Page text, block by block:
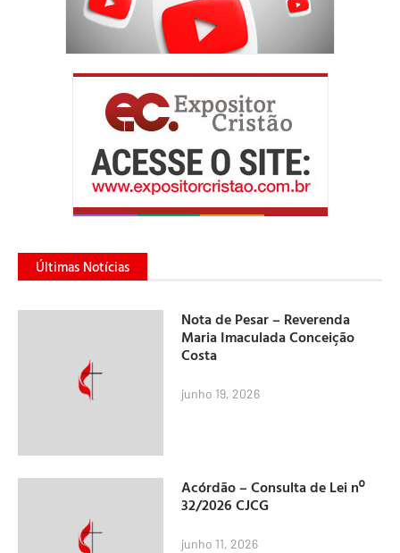
Últimas Notícias
Nota de Pesar – Reverenda
Maria Imaculada Conceição
Costa
junho 19, 2026
Acórdão – Consulta de Lei nº
32/2026 CJCG
junho 11, 2026